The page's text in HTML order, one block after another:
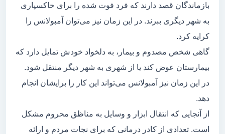
بازماندگان قصد دارند که فرد فوت شده را برای خاکسپاری
به شهر دیگری ببرند. در این زمان نیز می‌توان آمبولانس را
کرایه کرد.
گاهی شخص مصدوم و بیمار، به دلخواد خودش تمایل دارد که
بیمارستان عوض کند یا از شهری به شهر دیگر منتقل شود.
در این زمان نیز آمبولانس می‌تواند این کار را برایشان انجام
دهد.
از آنجایی که انتقال ابزار و وسایل به مناظق محروم مشکل
است. تعدادی از کادر درمانی که برای نجات مردم و ارائه